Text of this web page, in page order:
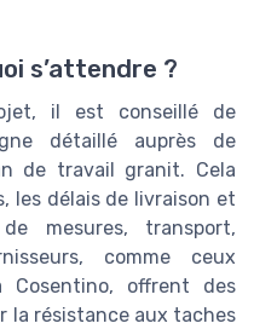
s’attendre ?
il est conseillé de
détaillé auprès de
de travail granit. Cela
les délais de livraison et
mesures, transport,
comme ceux
Cosentino, offrent des
la résistance aux taches